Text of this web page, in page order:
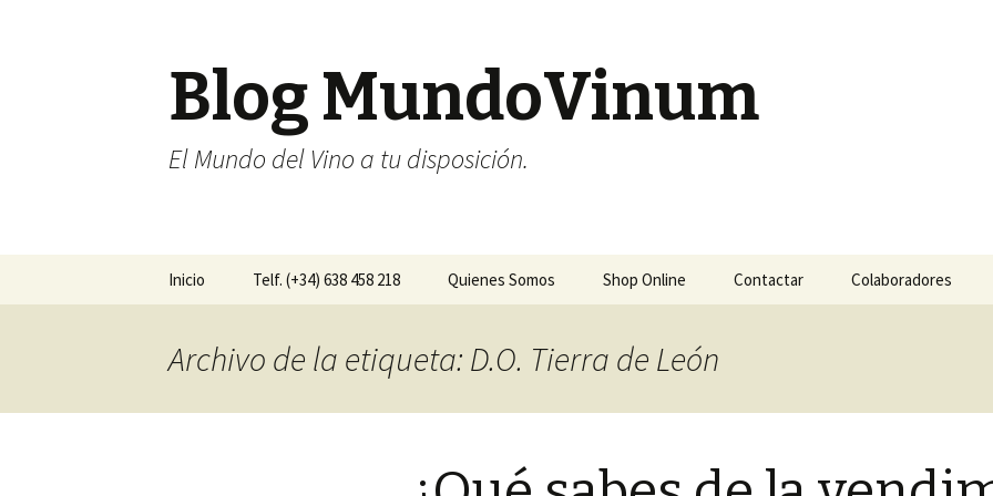
Blog MundoVinum
El Mundo del Vino a tu disposición.
Ir al contenido
Inicio Telf. (+34) 638 458 218 Quienes Somos Shop Online Contactar Colaboradores
Archivo de la etiqueta: D.O. Tierra de León